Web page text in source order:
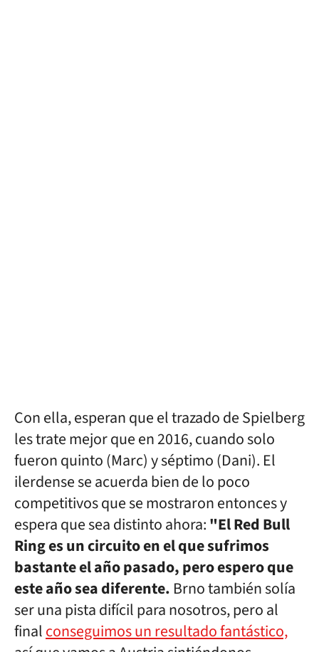
Con ella, esperan que el trazado de Spielberg
les trate mejor que en 2016, cuando solo
fueron quinto (Marc) y séptimo (Dani). El
ilerdense se acuerda bien de lo poco
competitivos que se mostraron entonces y
espera que sea distinto ahora:"El Red Bull
Ring es un circuito en el que sufrimos
bastante el año pasado, pero espero que
este año sea diferente. Brno también solía
ser una pista difícil para nosotros, pero al
finalconseguimos un resultado fantástico,